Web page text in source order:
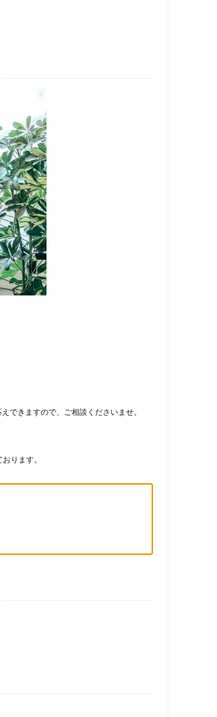
できますので、ご相談くださいませ。
ります。